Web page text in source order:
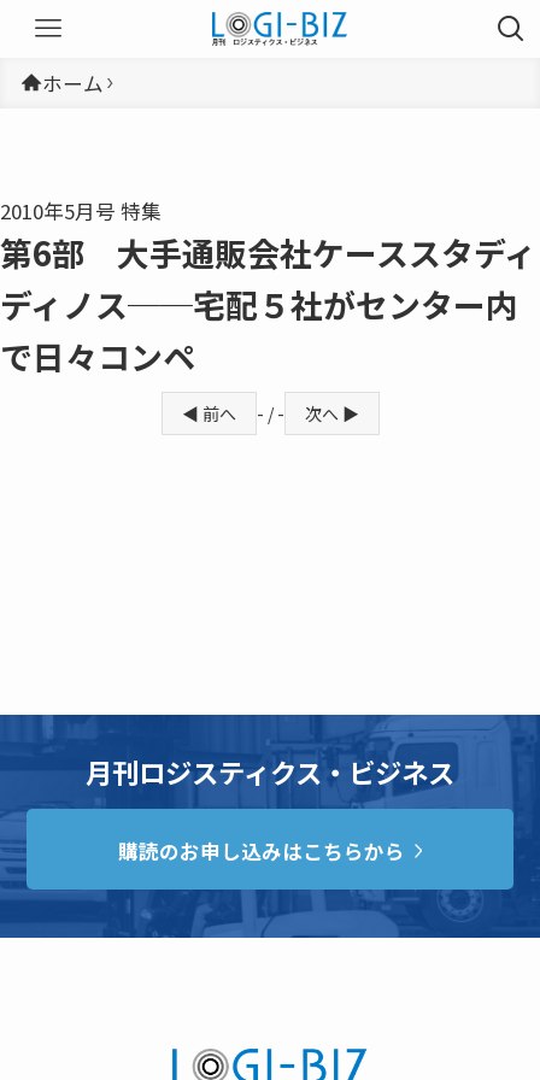
ホーム
2010年5月号 特集
第6部 大手通販会社ケーススタディ
ディノス──宅配５社がセンター内
で日々コンペ
◀ 前へ - / - 次へ ▶
月刊ロジスティクス・ビジネス
購読のお申し込みはこちらから